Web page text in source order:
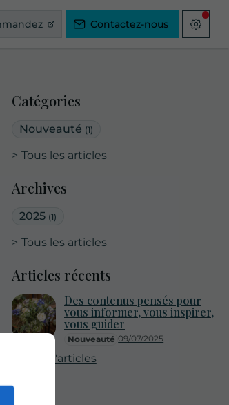
Contactez-nous
Catégories
Nouveauté (1)
Tous les articles
Archives
2025 (1)
Tous les articles
Articles récents
Nouveauté 09/07/2025
Des contenus pensés pour
vous informer, vous inspirer,
vous guider
Plus d'articles